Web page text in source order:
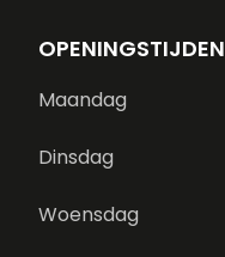
OPENINGSTIJDEN
Maandag
Dinsdag
Woensdag